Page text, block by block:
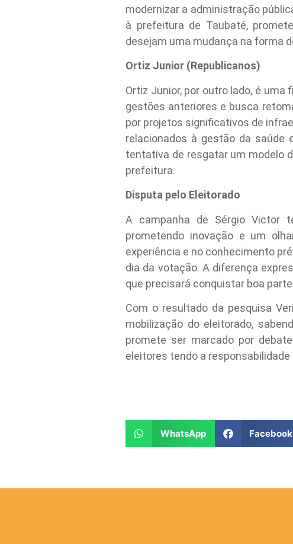
modernizar a administração
à prefeitura de Taubaté,
desejam uma mudança na forma
Ortiz Junior (Republicanos)
Ortiz Junior, por outro lado, é
gestões anteriores e busca
por projetos significativos de
relacionados à gestão da saúde
tentativa de resgatar um modelo
prefeitura.
Disputa pelo Eleitorado
A campanha de Sérgio Victor
prometendo inovação e um
experiência e no conhecimento
dia da votação. A diferença
que precisará conquistar boa
Com o resultado da pesquisa
mobilização do eleitorado,
promete ser marcado por
eleitores tendo a
WhatsApp Facebook